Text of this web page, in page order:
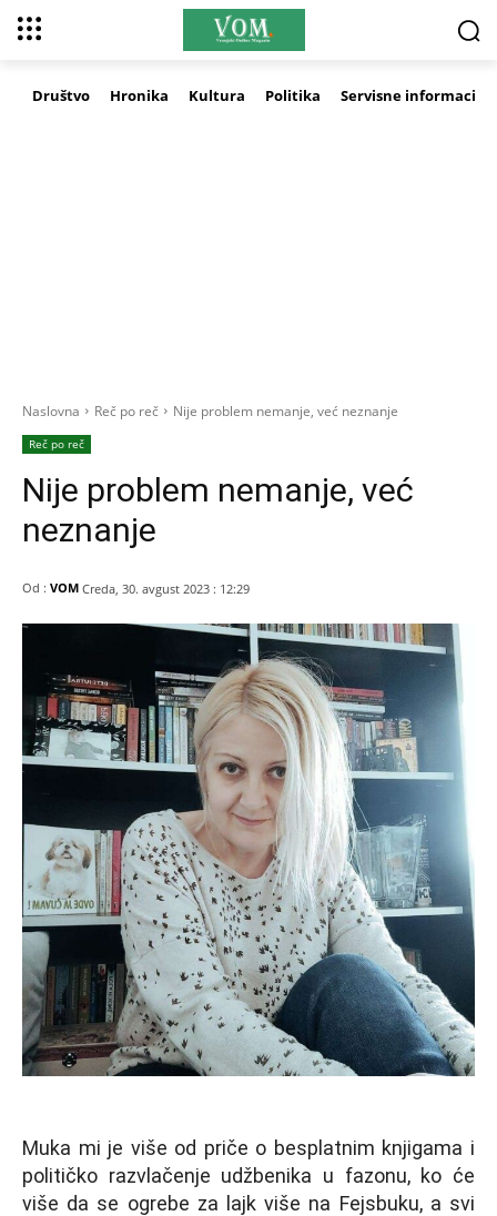
Društvo Hronika Kultura Politika Servisne informacije
Naslovna Reč po reč Nije problem nemanje, već neznanje
Reč po reč
Nije problem nemanje, već
neznanje
Od : VOM Creda, 30. avgust 2023 : 12:29
Muka mi je više od priče o besplatnim knjigama i
političko razvlačenje udžbenika u fazonu, ko će
više da se ogrebe za lajk više na Fejsbuku, a svi